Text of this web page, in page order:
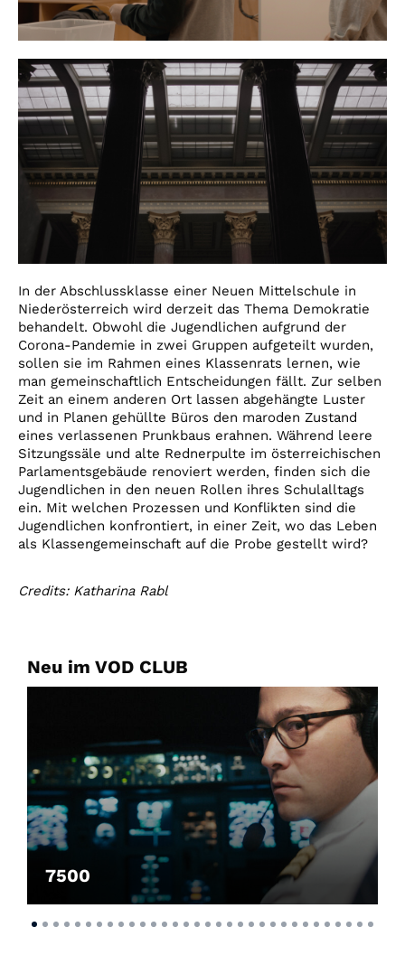
In der Abschlussklasse einer Neuen Mittelschule in
Niederösterreich wird derzeit das Thema Demokratie
behandelt. Obwohl die Jugendlichen aufgrund der
Corona-Pandemie in zwei Gruppen aufgeteilt wurden,
sollen sie im Rahmen eines Klassenrats lernen, wie
man gemeinschaftlich Entscheidungen fällt. Zur selben
Zeit an einem anderen Ort lassen abgehängte Luster
und in Planen gehüllte Büros den maroden Zustand
eines verlassenen Prunkbaus erahnen. Während leere
Sitzungssäle und alte Rednerpulte im österreichischen
Parlamentsgebäude renoviert werden, finden sich die
Jugendlichen in den neuen Rollen ihres Schulalltags
ein. Mit welchen Prozessen und Konflikten sind die
Jugendlichen konfrontiert, in einer Zeit, wo das Leben
als Klassengemeinschaft auf die Probe gestellt wird?
Credits: Katharina Rabl
Neu im VOD CLUB
7500